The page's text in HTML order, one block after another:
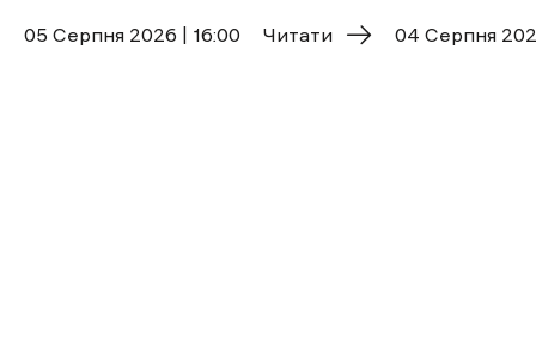
05 Cерпня 2026 | 16:00 Читати 04 Cерпня